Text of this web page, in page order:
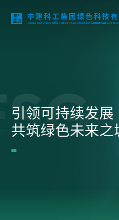
业务领域
引领可持续发展
共筑绿色未来之